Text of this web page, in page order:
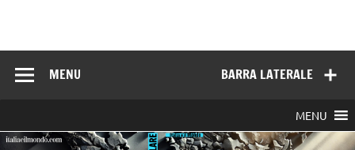
BARRA LATERALE
MENU
MENU